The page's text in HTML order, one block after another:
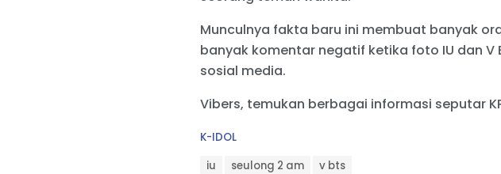
Munculnya fakta baru ini membuat banyak
banyak komentar negatif ketika foto IU dan V
sosial media.
Vibers, temukan berbagai informasi seputar
C
K-IDOL
iu seulong 2 am v bts